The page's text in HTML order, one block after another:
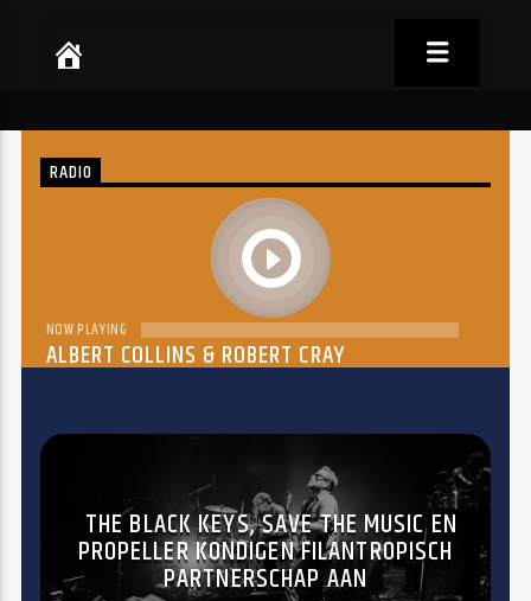
RADIO
play
NOW PLAYING
ALBERT COLLINS & ROBERT CRAY
THE BLACK KEYS, SAVE THE MUSIC EN
PROPELLER KONDIGEN FILANTROPISCH
PARTNERSCHAP AAN